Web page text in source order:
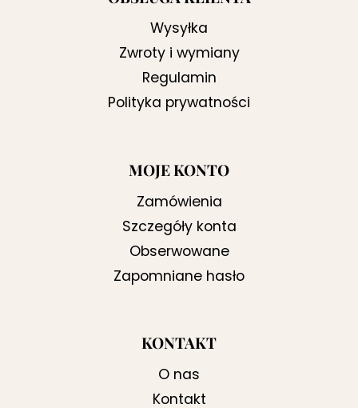
Wysyłka
Zwroty i wymiany
Regulamin
Polityka prywatności
MOJE KONTO
Zamówienia
Szczegóły konta
Obserwowane
Zapomniane hasło
KONTAKT
O nas
Kontakt